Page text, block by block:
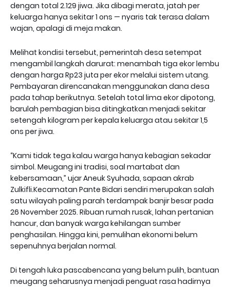
dengan total 2.129 jiwa. Jika dibagi merata, jatah per
keluarga hanya sekitar 1 ons — nyaris tak terasa dalam
wajan, apalagi di meja makan.
Melihat kondisi tersebut, pemerintah desa setempat
mengambil langkah darurat: menambah tiga ekor lembu
dengan harga Rp23 juta per ekor melalui sistem utang.
Pembayaran direncanakan menggunakan dana desa
pada tahap berikutnya. Setelah total lima ekor dipotong,
barulah pembagian bisa ditingkatkan menjadi sekitar
setengah kilogram per kepala keluarga atau sekitar 1,5
ons per jiwa.
“Kami tidak tega kalau warga hanya kebagian sekadar
simbol. Meugang ini tradisi, soal martabat dan
kebersamaan,” ujar Aneuk Syuhada, sapaan akrab
Zulkifli.Kecamatan Pante Bidari sendiri merupakan salah
satu wilayah paling parah terdampak banjir besar pada
26 November 2025. Ribuan rumah rusak, lahan pertanian
hancur, dan banyak warga kehilangan sumber
penghasilan. Hingga kini, pemulihan ekonomi belum
sepenuhnya berjalan normal.
Di tengah luka pascabencana yang belum pulih, bantuan
meugang seharusnya menjadi penguat rasa hadirnya